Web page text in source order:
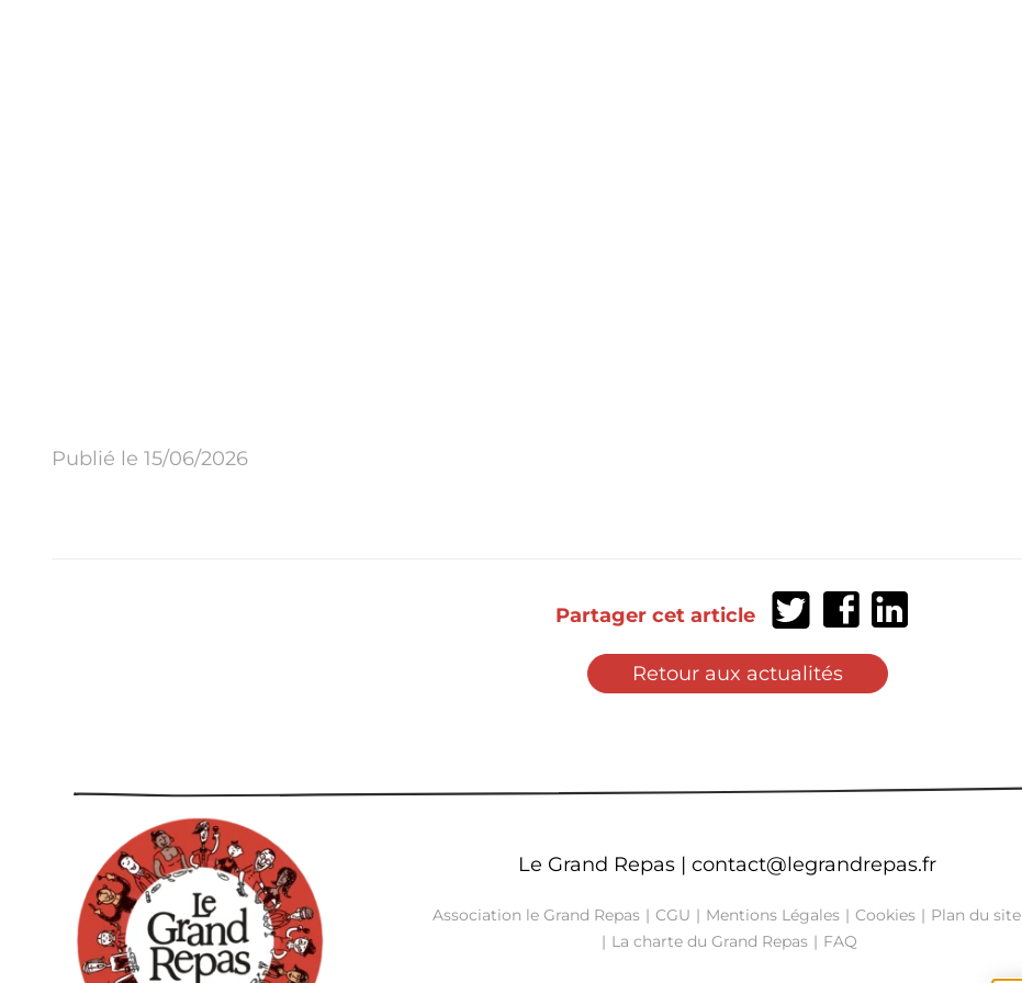
Publié le 15/06/2026
Partager cet article
Partager
sur
Twitter
Partager
sur
Facebook
Partager
sur
Retour aux actualités
Le Grand Repas | contact@legrandrepas.fr
Association le Grand Repas CGU Mentions Légales Cookies
Plan du site
La charte du Grand Repas
FAQ